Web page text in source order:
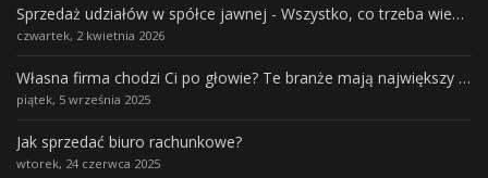
Sprzedaż udziałów w spółce jawnej - Wszystko, co trzeba wiedzieć.
czwartek, 2 kwietnia 2026
Własna firma chodzi Ci po głowie? Te branże mają największy potencjał rozwoju
piątek, 5 września 2025
Jak sprzedać biuro rachunkowe?
wtorek, 24 czerwca 2025